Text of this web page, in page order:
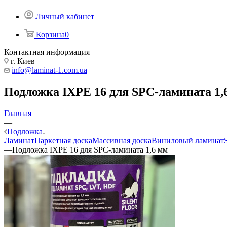
Личный кабинет
Корзина0
Контактная информация
г. Киев
info@laminat-1.com.ua
Подложка IXPE 16 для SPC-ламината
Главная
—
Подложка
ЛаминатПаркетная доскаМассивная доскаВиниловый ламинат
—Подложка IXPE 16 для SPC-ламината 1,6 мм